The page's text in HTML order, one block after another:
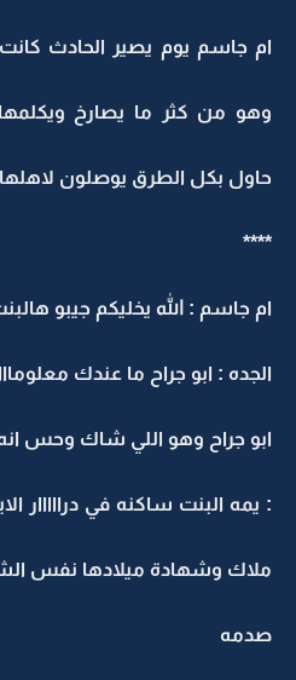
ام جاسم يوم يصير الحادث كانت
وهو من كثر ما يصارخ
حاول بكل الطرق يوصلون
****
ام جاسم : الله يخليكم جيبو
الجده : ابو جراح ما عندك
ابو جراح وهو اللي شاك وحس
: يمه البنت ساكنه في درااااار
ملاك وشهادة ميلادها نفس
صدمه